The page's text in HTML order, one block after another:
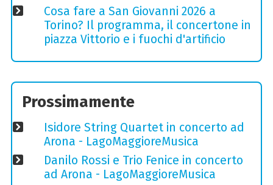
Cosa fare a San Giovanni 2026 a
Torino? Il programma, il concertone in
piazza Vittorio e i fuochi d'artificio
Prossimamente
Isidore String Quartet in concerto ad
Arona - LagoMaggioreMusica
Danilo Rossi e Trio Fenice in concerto
ad Arona - LagoMaggioreMusica